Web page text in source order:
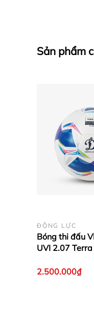
Sản phẩm
ĐỘNG LỰC
Bóng thi đấu
UVI 2.07 Terra
2.500.000₫